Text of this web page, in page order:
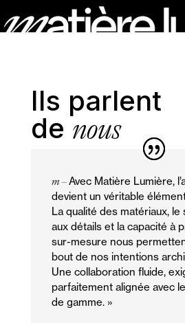
Ils parlent
de nous
m –Avec Matière Lumière,
devient un véritable
La qualité des matériaux,
aux détails et la capacité à
sur-mesure nous
bout de nos intentions
Une collaboration fluide,
parfaitement alignée avec
de gamme. »